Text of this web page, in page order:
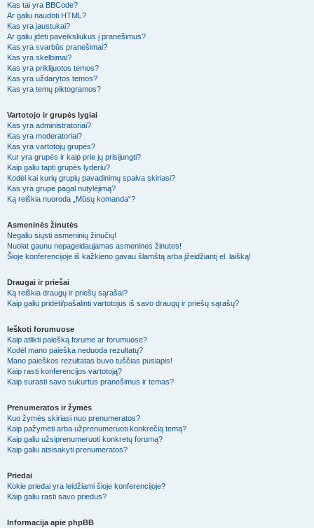
Kas tai yra BBCode?
Ar galiu naudoti HTML?
Kas yra jaustukai?
Ar galiu įdėti paveiksliukus į pranešimus?
Kas yra svarbūs pranešimai?
Kas yra skelbimai?
Kas yra priklijuotos temos?
Kas yra uždarytos temos?
Kas yra temų piktogramos?
Vartotojo ir grupės lygiai
Kas yra administratoriai?
Kas yra moderatoriai?
Kas yra vartotojų grupės?
Kur yra grupės ir kaip prie jų prisijungti?
Kaip galiu tapti grupės lyderiu?
Kodėl kai kurių grupių pavadinimų spalva skiriasi?
Kas yra grupė pagal nutylėjimą?
Ką reiškia nuoroda „Mūsų komanda“?
Asmeninės žinutės
Negaliu siųsti asmeninių žinučių!
Nuolat gaunu nepageidaujamas asmenines žinutes!
Šioje konferencijoje iš kažkieno gavau šlamštą arba įžeidžiantį el. laišką!
Draugai ir priešai
Ką reiškia draugų ir priešų sąrašai?
Kaip galiu pridėti/pašalinti vartotojus iš savo draugų ir priešų sąrašų?
Ieškoti forumuose
Kaip atlikti paiešką forume ar forumuose?
Kodėl mano paieška neduoda rezultatų?
Mano paieškos rezultatas buvo tuščias puslapis!
Kaip rasti konferencijos vartotoją?
Kaip surasti savo sukurtus pranešimus ir temas?
Prenumeratos ir žymės
Kuo žymės skiriasi nuo prenumeratos?
Kaip pažymėti arba užprenumeruoti konkrečią temą?
Kaip galiu užsiprenumeruoti konkretų forumą?
Kaip galiu atsisakyti prenumeratos?
Priedai
Kokie priedai yra leidžiami šioje konferencijoje?
Kaip galiu rasti savo priedus?
Informacija apie phpBB